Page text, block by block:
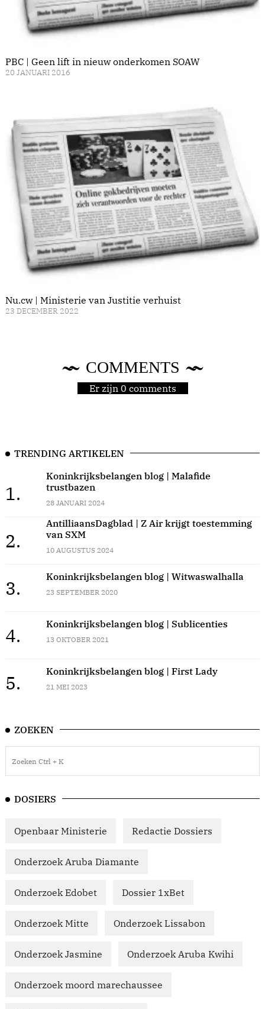
PBC | Geen lift in nieuw onderkomen SOAW
20 JANUARI 2016
Nu.cw | Ministerie van Justitie verhuist
23 DECEMBER 2022
COMMENTS
Er zijn 0 comments
TRENDING ARTIKELEN
1.
Koninkrijksbelangen blog | Malafide
trustbazen
28 JANUARI 2024
2.
AntilliaansDagblad | Z Air krijgt toestemming
van SXM
10 AUGUSTUS 2024
3.
Koninkrijksbelangen blog | Witwaswalhalla
23 SEPTEMBER 2020
4.
Koninkrijksbelangen blog | Sublicenties
13 OKTOBER 2021
5.
Koninkrijksbelangen blog | First Lady
21 MEI 2023
ZOEKEN
DOSIERS
Openbaar Ministerie Redactie Dossiers
Onderzoek Aruba Diamante
Onderzoek Edobet Dossier 1xBet
Onderzoek Mitte Onderzoek Lissabon
Onderzoek Jasmine Onderzoek Aruba Kwihi
Onderzoek moord marechaussee